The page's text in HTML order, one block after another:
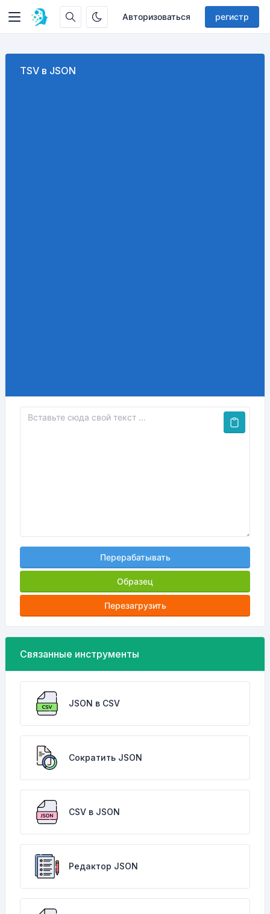
Авторизоваться регистр
TSV в JSON
Перерабатывать
Образец
Перезагрузить
Связанные инструменты
JSON в CSV
Сократить JSON
CSV в JSON
Редактор JSON